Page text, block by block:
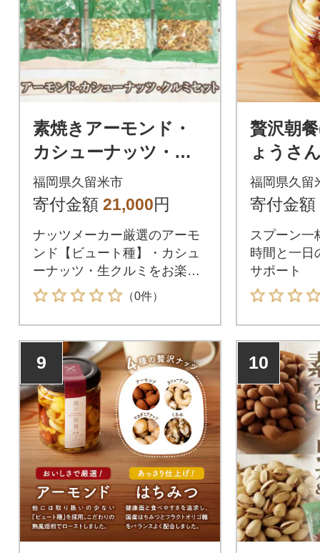
素焼きアーモンド・
カシューナッツ・生
クルミ3種セット 計2.
5kg(450g×4袋 350g×2
福岡県久留米市
寄付金額 21,000円
ナッツメーカー厳選のアーモ
ンド【ビュート種】・カシュ
ーナッツ・生クルミをお楽し
みください。
（0件）
贅沢朝
ょうさ
モンド&
ット
福岡県久留
寄付金額
スプーン一
時間と一日
サポート
9 10